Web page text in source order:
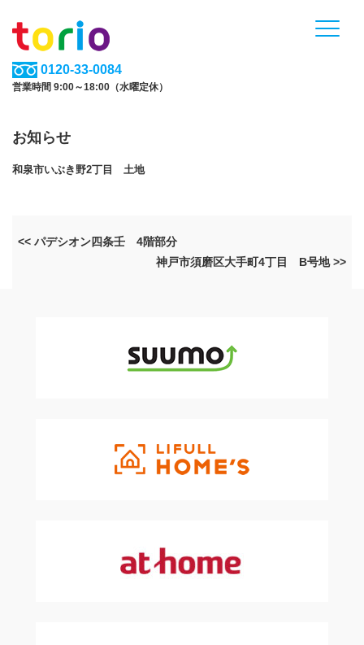
0120-33-0084
営業時間 9:00～18:00（水曜定休）
お知らせ
和泉市いぶき野2丁目 土地
<< パデシオン四条壬 4階部分
神戸市須磨区大手町4丁目 B号地 >>